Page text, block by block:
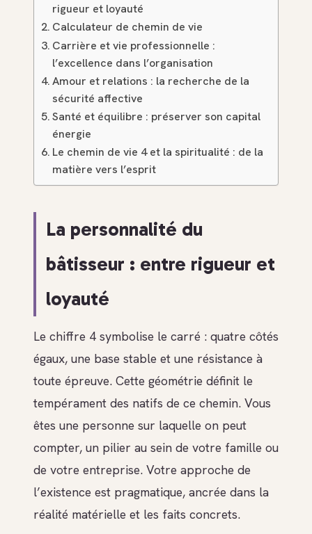
rigueur et loyauté
Calculateur de chemin de vie
Carrière et vie professionnelle :
l’excellence dans l’organisation
Amour et relations : la recherche de la
sécurité affective
Santé et équilibre : préserver son capital
énergie
Le chemin de vie 4 et la spiritualité : de la
matière vers l’esprit
La personnalité du
bâtisseur : entre rigueur et
loyauté
Le chiffre 4 symbolise le carré : quatre côtés
égaux, une base stable et une résistance à
toute épreuve. Cette géométrie définit le
tempérament des natifs de ce chemin. Vous
êtes une personne sur laquelle on peut
compter, un pilier au sein de votre famille ou
de votre entreprise. Votre approche de
l’existence est pragmatique, ancrée dans la
réalité matérielle et les faits concrets.